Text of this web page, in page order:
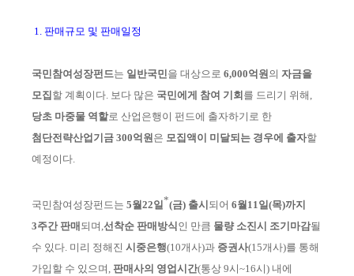
1. 판매규모 및 판매일정
국민참여성장펀드는 일반국민을 대상으로 6,000억원 의 자금을
모집 할 계획 이다. 보다 많은 국민에게 참여 기회 를 드리기 위해,
당초 마중물 역할로 산업은행이 펀드에 출자하기로 한
첨단전략산업기금 300억원 은 모집액이 미달되는 경우에 출자할
예정이다.
국민참여성장펀드는 5월22일*(금) 출시 되어 6월11일(목)까지
3주간 판매 되며,선착순 판매방식 인 만큼 물량 소진시 조기마감될
수 있다. 미리 정해진 시중은행(10개사)과 증권사(15개사)를 통해
가입할 수 있으며, 판매사의 영업시간(통상 9시~16시) 내에